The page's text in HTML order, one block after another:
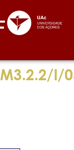
M3.2.2/I/